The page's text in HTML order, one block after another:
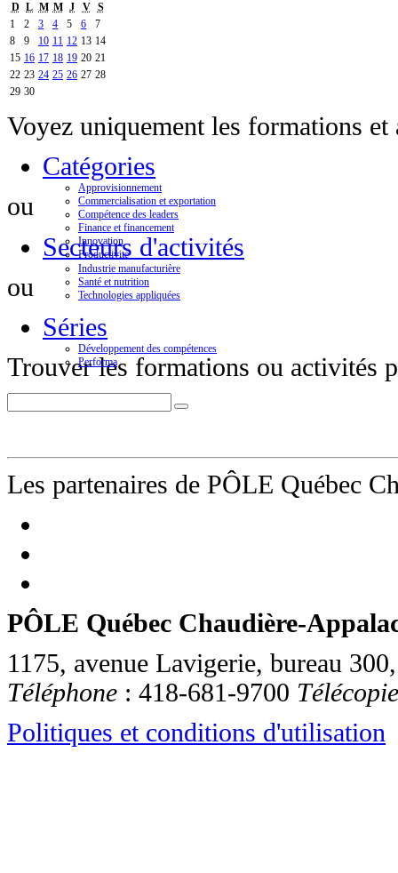
D L M M J V
S
1
2 3 4 5 6
7
8
9 10 11 12 13 14
15 16 17 18 19 20 21
22 23 24 25 26 27 28
29 30
Voyez uniquement les formations et
Catégories
Approvisionnement
Commercialisation et exportation
Compétence des leaders
Finance et financement
Innovation
Productivité
ou
Secteurs d'activités
Industrie manufacturière
Santé et nutrition
Technologies appliquées
ou
Séries
Développement des compétences
Performa
Trouver les formations ou activités
Les partenaires de PÔLE Québec
PÔLE Québec Chaudière-
1175, avenue Lavigerie, bureau 300
Téléphone : 418-681-9700
Politiques et conditions d'utilisation